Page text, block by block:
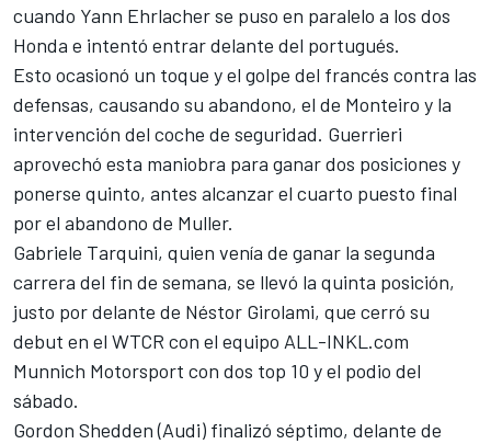
cuando Yann Ehrlacher se puso en paralelo a los dos
Honda e intentó entrar delante del portugués.
Esto ocasionó un toque y el golpe del francés contra las
defensas, causando su abandono, el de Monteiro y la
intervención del coche de seguridad. Guerrieri
aprovechó esta maniobra para ganar dos posiciones y
ponerse quinto, antes alcanzar el cuarto puesto final
por el abandono de Muller.
Gabriele Tarquini, quien venía de ganar la segunda
carrera del fin de semana, se llevó la quinta posición,
justo por delante de Néstor Girolami, que cerró su
debut en el WTCR con el equipo ALL-INKL.com
Munnich Motorsport con dos top 10 y el podio del
sábado.
Gordon Shedden (Audi) finalizó séptimo, delante de